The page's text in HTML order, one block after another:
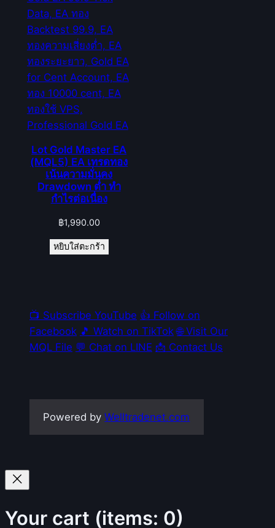
Lot Gold Master EA
(MQL5) EA เทรดทอง
เน้นความมั่นคง
Drawdown ต่ำ ทำ
กำไรต่อเนื่อง
฿1,990.00
หยิบใส่ตะกร้า
📺 Subscribe YouTube 👍 Follow on
Facebook 🎵 Watch on TikTok 🌐 Visit Our
MQL File 💬 Chat on LINE 📩 Contact Us
Powered byWelltradenet.com
Your cart (items: 0)